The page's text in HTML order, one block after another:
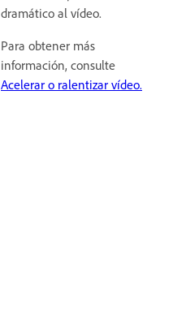
dramático al vídeo.
Para obtener más
información, consulte
Acelerar o ralentizar vídeo.